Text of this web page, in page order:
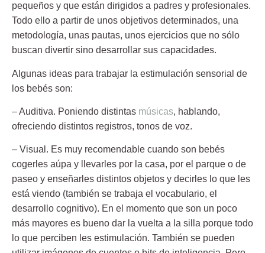
pequeños y que están dirigidos a padres y profesionales.
Todo ello a partir de unos objetivos determinados, una
metodología, unas pautas, unos ejercicios que no sólo
buscan divertir sino desarrollar sus capacidades.
Algunas ideas para trabajar la estimulación sensorial de
los bebés son:
– Auditiva. Poniendo distintas músicas, hablando,
ofreciendo distintos registros, tonos de voz.
– Visual. Es muy recomendable cuando son bebés
cogerles aúpa y llevarles por la casa, por el parque o de
paseo y enseñarles distintos objetos y decirles lo que les
está viendo (también se trabaja el vocabulario, el
desarrollo cognitivo). En el momento que son un poco
más mayores es bueno dar la vuelta a la silla porque todo
lo que perciben les estimulación. También se pueden